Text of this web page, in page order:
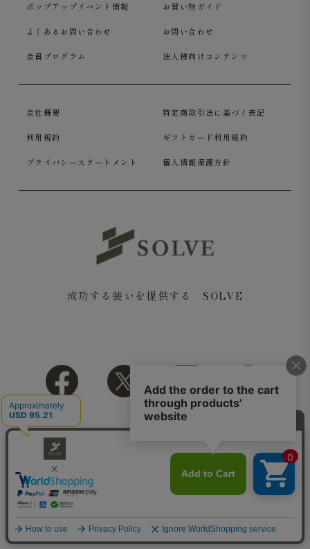
ポップアップイベント情報 お買い物ガイド
よくあるお問い合わせ お問い合わせ
会員プログラム 法人様向けコンテンツ
会社概要 特定商取引法に基づく表記
利用規約 ギフトカード利用規約
プライバシーステートメント 個人情報保護方針
成功する装いを提供する SOLVE